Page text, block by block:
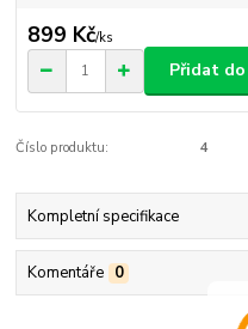
899 Kč/ks
Přidat
Číslo produktu: 4
Kompletní specifikace
Komentáře 0